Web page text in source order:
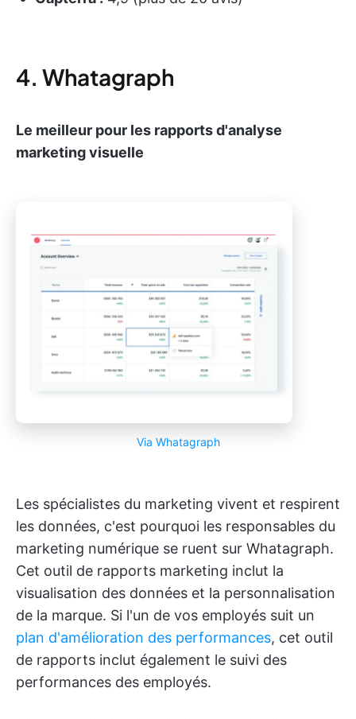
4. Whatagraph
Le meilleur pour les rapports d'analyse
marketing visuelle
Via Whatagraph
Les spécialistes du marketing vivent et respirent
les données, c'est pourquoi les responsables du
marketing numérique se ruent sur Whatagraph.
Cet outil de rapports marketing inclut la
visualisation des données et la personnalisation
de la marque. Si l'un de vos employés suit un
plan d'amélioration des performances, cet outil
de rapports inclut également le suivi des
performances des employés.